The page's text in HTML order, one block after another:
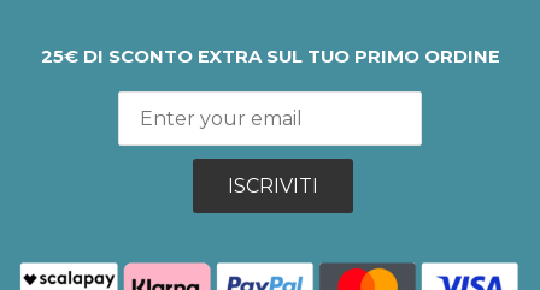
25€ DI SCONTO EXTRA SUL TUO PRIMO ORDINE
ISCRIVITI